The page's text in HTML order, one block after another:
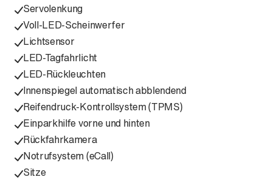
Servolenkung
Voll-LED-Scheinwerfer
Lichtsensor
LED-Tagfahrlicht
LED-Rückleuchten
Innenspiegel automatisch abblendend
Reifendruck-Kontrollsystem (TPMS)
Einparkhilfe vorne und hinten
Rückfahrkamera
Notrufsystem (eCall)
Sitze